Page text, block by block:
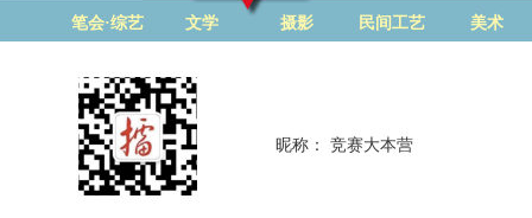
笔会·综艺 文学 摄影 民间工艺 美术
昵称： 竞赛大本营